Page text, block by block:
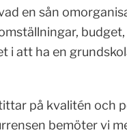
en sån
i att ha en
på kvalitén och
bemöter vi